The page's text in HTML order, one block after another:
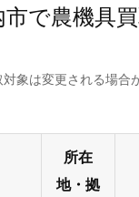
市で農機具
象は変更される場合
所在
地・拠